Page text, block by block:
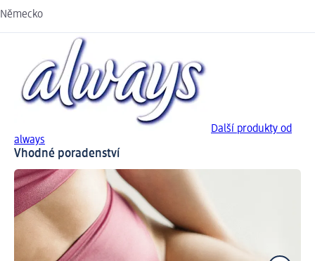
Německo
Další produkty od
always
Vhodné poradenství